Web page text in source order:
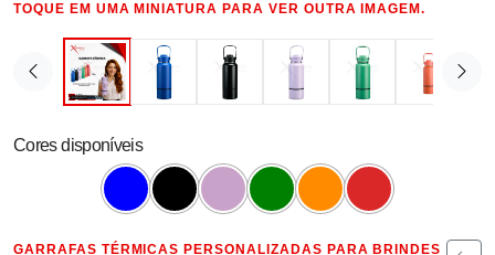
TOQUE EM UMA MINIATURA PARA VER OUTRA IMAGEM.
Cores disponíveis
GARRAFAS TÉRMICAS PERSONALIZADAS PARA BRINDES